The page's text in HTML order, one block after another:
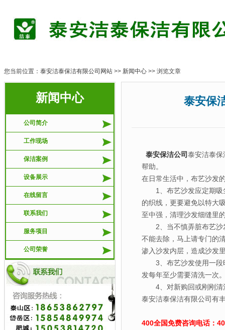
您当前位置： 泰安洁泰保洁有限公司网站>> 新闻中心>> 浏览文章
新闻中心
公司简介
工作现场
保洁案例
设备展示
在线留言
联系我们
服务项目
公司荣誉
泰安保洁
泰安保洁公司泰安洁泰保
帮助。
在日常生活中，布艺沙发
1、布艺沙发应定期吸
的织线，更要避免以特大
至中强，清理沙发细缝里
2、当不慎弄脏布艺沙
不能去除，马上请专门的
渗入沙发内层，造成沙发
3、布艺沙发使用一段
发每年至少需要清洗一次
4、对新购回或刚刚清
泰安洁泰保洁有限公司有
400全国免费咨询电话：